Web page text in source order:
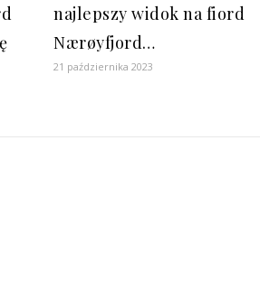
najlepszy widok na fiord
Nærøyfjord…
21 października 2023